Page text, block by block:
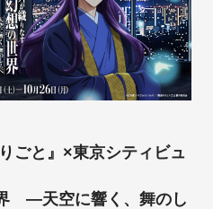
ごと』×東京シティビュ
―天空に響く、舞のし